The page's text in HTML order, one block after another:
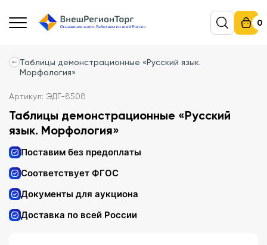
0
Таблицы демонстрационные «Русский язык.
Морфология»
Артикул: ЭДГ-8508
Таблицы демонстрационные «Русский
язык. Морфология»
Поставим без предоплаты
Соответствует ФГОС
Документы для аукциона
Доставка по всей России